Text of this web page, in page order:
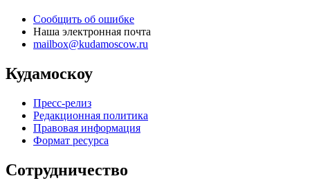
Сообщить об ошибке
Наша электронная почта
mailbox@kudamoscow.ru
Кудамоскоу
Пресс-релиз
Редакционная политика
Правовая информация
Формат ресурса
Сотрудничество